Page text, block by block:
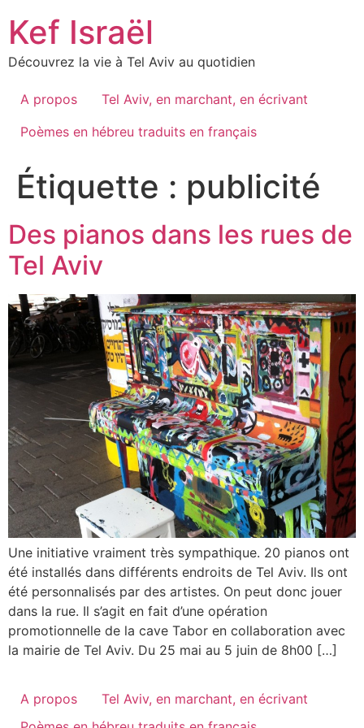
content
Kef Israël
Découvrez la vie à Tel Aviv au quotidien
A propos
Tel Aviv, en marchant, en écrivant
Poèmes en hébreu traduits en français
Étiquette : publicité
Des pianos dans les rues de
Tel Aviv
Une initiative vraiment très sympathique. 20 pianos ont
été installés dans différents endroits de Tel Aviv. Ils ont
été personnalisés par des artistes. On peut donc jouer
dans la rue. Il s’agit en fait d’une opération
promotionnelle de la cave Tabor en collaboration avec
la mairie de Tel Aviv. Du 25 mai au 5 juin de 8h00 […]
A propos
Tel Aviv, en marchant, en écrivant